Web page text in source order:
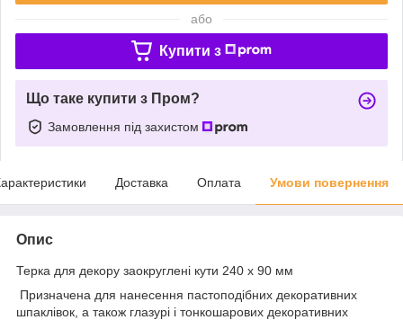
або
Купити з
Що таке купити з Пром?
Замовлення під захистом
Доставка Оплата Умови повернення
Опис
Терка для декору заокруглені кути 240 х 90 мм
Призначена для нанесення пастоподібних декоративних
шпаклівок, а також глазурі і тонкошарових декоративних